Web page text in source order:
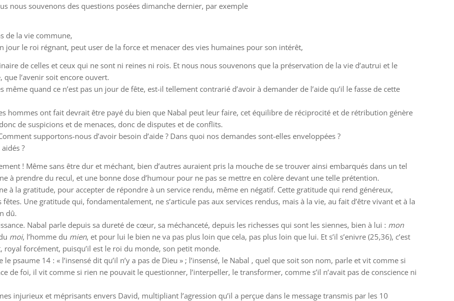
nous souvenons des questions posées dimanche dernier, par exemple
de la vie commune,
jour le roi régnant, peut user de la force et menacer des vies humaines pour son intérêt,
de celles et ceux qui ne sont ni reines ni rois. Et nous nous souvenons que la préservation de la vie d’autrui et le
l’avenir soit encore ouvert.
quand ce n’est pas un jour de fête, est-il tellement contrarié d’avoir à demander de l’aide qu’il le fasse de cette
hommes ont fait devrait être payé du bien que Nabal peut leur faire, cet équilibre de réciprocité et de rétribution génère
de suspicions et de menaces, donc de disputes et de conflits.
supportons-nous d’avoir besoin d’aide ? Dans quoi nos demandes sont-elles enveloppées ?
?
! Même sans être dur et méchant, bien d’autres auraient pris la mouche de se trouver ainsi embarqués dans un tel
à prendre du recul, et une bonne dose d’humour pour ne pas se mettre en colère devant une telle prétention.
à la gratitude, pour accepter de répondre à un service rendu, même en négatif. Cette gratitude qui rend généreux,
Une gratitude qui, fondamentalement, ne s’articule pas aux services rendus, mais à la vie, au fait d’être vivant et à la
dû.
Nabal parle depuis sa dureté de cœur, sa méchanceté, depuis les richesses qui sont les siennes, bien à lui : mon
moi, l’homme du mien, et pour lui le bien ne va pas plus loin que cela, pas plus loin que lui. Et s’il s’enivre (25,36), c’est
royal forcément, puisqu’il est le roi du monde, son petit monde.
psaume 14 : « l’insensé dit qu’il n’y a pas de Dieu » ; l’insensé, le Nabal , quel que soit son nom, parle et vit comme si
de foi, il vit comme si rien ne pouvait le questionner, l’interpeller, le transformer, comme s’il n’avait pas de conscience ni
injurieux et méprisants envers David, multipliant l’agression qu’il a perçue dans le message transmis par les 10